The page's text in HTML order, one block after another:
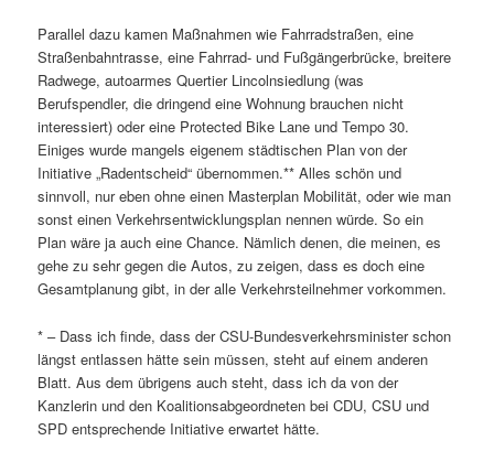
Parallel dazu kamen Maßnahmen wie Fahrradstraßen, eine
Straßenbahntrasse, eine Fahrrad- und Fußgängerbrücke, breitere
Radwege, autoarmes Quertier Lincolnsiedlung (was
Berufspendler, die dringend eine Wohnung brauchen nicht
interessiert) oder eine Protected Bike Lane und Tempo 30.
Einiges wurde mangels eigenem städtischen Plan von der
Initiative „Radentscheid“ übernommen.** Alles schön und
sinnvoll, nur eben ohne einen Masterplan Mobilität, oder wie man
sonst einen Verkehrsentwicklungsplan nennen würde. So ein
Plan wäre ja auch eine Chance. Nämlich denen, die meinen, es
gehe zu sehr gegen die Autos, zu zeigen, dass es doch eine
Gesamtplanung gibt, in der alle Verkehrsteilnehmer vorkommen.
* – Dass ich finde, dass der CSU-Bundesverkehrsminister schon
längst entlassen hätte sein müssen, steht auf einem anderen
Blatt. Aus dem übrigens auch steht, dass ich da von der
Kanzlerin und den Koalitionsabgeordneten bei CDU, CSU und
SPD entsprechende Initiative erwartet hätte.